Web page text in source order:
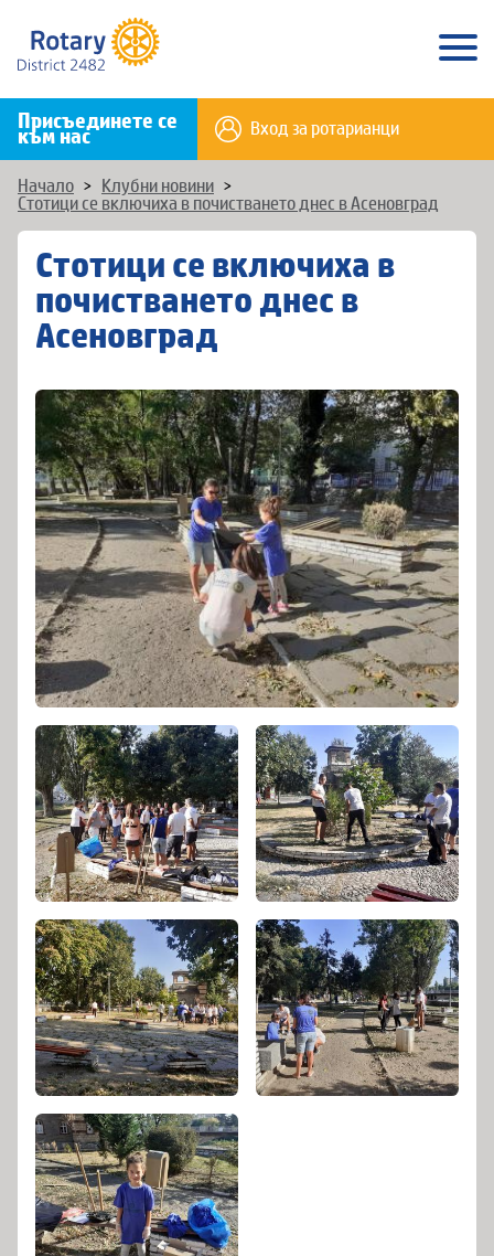
Присъединете се
към нас Вход за ротарианци
Начало > Клубни новини >
Стотици се включиха в почистването днес в Асеновград
Стотици се включиха в
почистването днес в
Асеновград